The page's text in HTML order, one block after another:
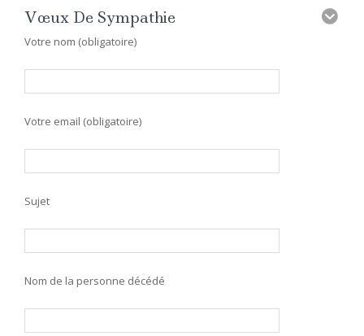
Vœux De Sympathie
Votre nom (obligatoire)
Votre email (obligatoire)
Sujet
Nom de la personne décédé